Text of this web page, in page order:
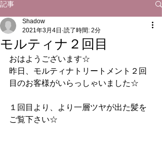
記事
モルティナ２回目
Shadow
2021年3月4日 読了時間: 2分
おはようございます☆
昨日、モルティナトリートメント２回
目のお客様がいらっしゃいました☆
１回目より、より一層ツヤが出た髪を
ご覧下さい☆